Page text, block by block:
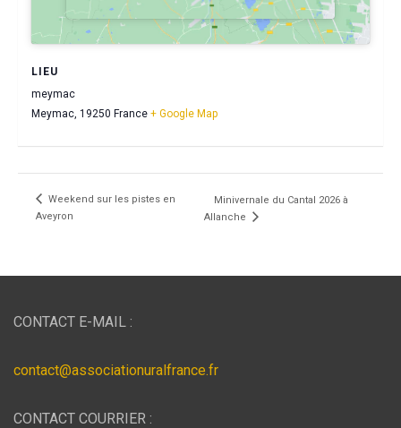
LIEU
meymac
Meymac, 19250 France + Google Map
Weekend sur les pistes en
Aveyron
Minivernale du Cantal 2026 à
Allanche
CONTACT E-MAIL :
contact@associationuralfrance.fr
CONTACT COURRIER :